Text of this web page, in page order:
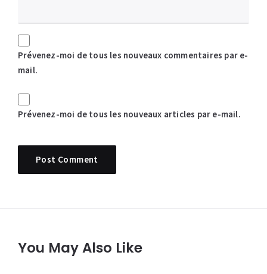
Prévenez-moi de tous les nouveaux commentaires par e-
mail.
Prévenez-moi de tous les nouveaux articles par e-mail.
You May Also Like